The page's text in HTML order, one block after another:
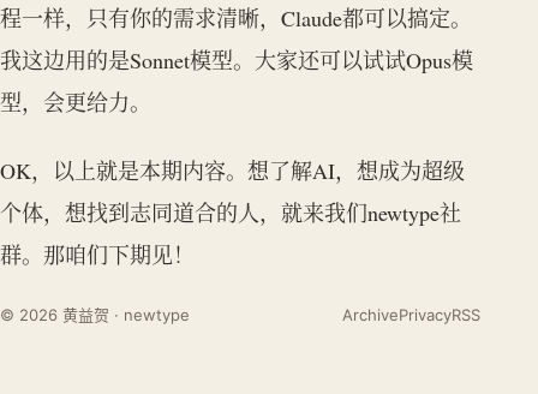
程一样，只有你的需求清晰，Claude都可以搞定。
我这边用的是Sonnet模型。大家还可以试试Opus模
型，会更给力。
OK，以上就是本期内容。想了解AI，想成为超级
个体，想找到志同道合的人，就来我们newtype社
群。那咱们下期见！
© 2026 黄益贺 · newtype ArchivePrivacyRSS